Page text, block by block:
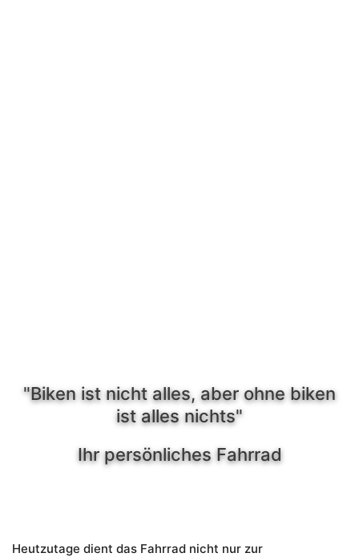
"Biken ist nicht alles, aber ohne biken
ist alles nichts"
Ihr persönliches Fahrrad
Heutzutage dient das Fahrrad nicht nur zur